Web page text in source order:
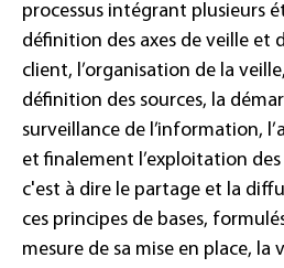
processus intégrant plusieurs
définition des axes de veille et
client, l’organisation de la
définition des sources, la
surveillance de l’information,
et finalement l’exploitation
c'est à dire le partage et la
ces principes de bases,
mesure de sa mise en place, la